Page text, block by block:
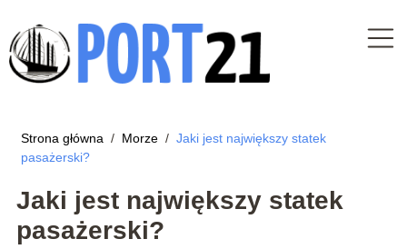
Strona główna / Morze / Jaki jest największy statek
pasażerski?
Jaki jest największy statek
pasażerski?